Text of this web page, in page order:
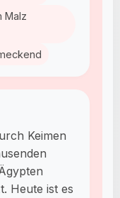
Malz
Keimen
Heute ist es